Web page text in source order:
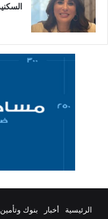
السكنية في
الرئيسية أخبار بنوك وتأمين